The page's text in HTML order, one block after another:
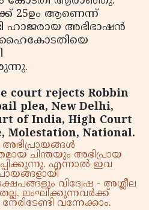
25ഉം ആണെന്ന്
ഹാജരായ അഭിഭാഷന്‍
ഹൈകോടതിയെ
court rejects Robbin
plea, New Delhi,
of India, High Court
Molestation, National.
ചിന്തയും അഭിപ്രായ
എന്നാൽ ഇവ
വിദ്വേഷ - അശ്ലീല
ലംഘിക്കുന്നവർക്ക്
വന്നേക്കാം.